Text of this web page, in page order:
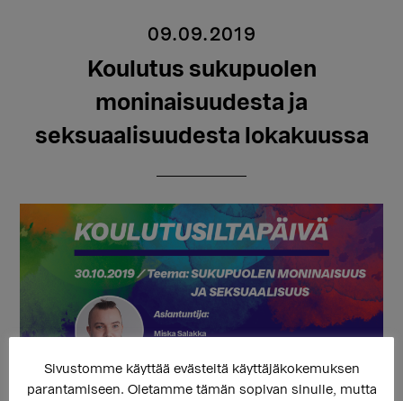
09.09.2019
Koulutus sukupuolen
moninaisuudesta ja
seksuaalisuudesta lokakuussa
Sivustomme käyttää evästeitä käyttäjäkokemuksen
parantamiseen. Oletamme tämän sopivan sinulle, mutta